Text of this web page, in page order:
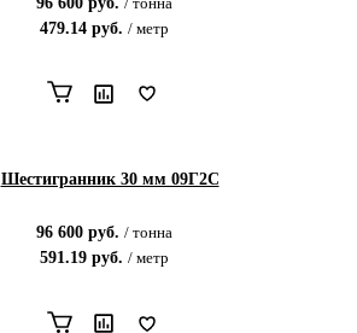
479.14руб. / метр
Шестигранник 30 мм 09Г2С
96 600руб. / тонна
591.19руб. / метр